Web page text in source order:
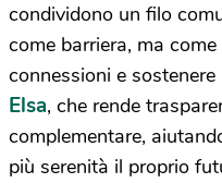
condividono un filo
come barriera, ma
connessioni e
Elsa, che rende
complementare,
più serenità il proprio